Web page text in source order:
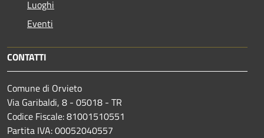
Luoghi
Eventi
CONTATTI
Comune di Orvieto
Via Garibaldi, 8 - 05018 - TR
Codice Fiscale: 81001510551
Partita IVA: 00052040557